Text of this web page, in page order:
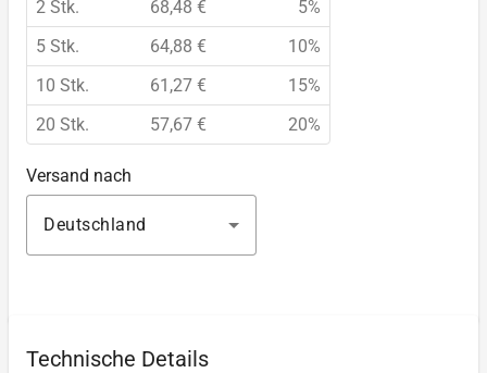
2 Stk. 68,48 €
5%
5 Stk.
64,88 €
10%
10 Stk.
61,27 €
15%
20 Stk.
57,67 € 20%
Versand nach
Deutschland
Technische Details